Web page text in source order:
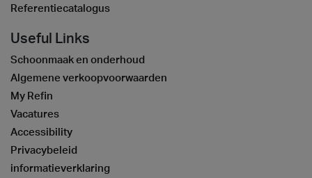
Referentiecatalogus
Useful Links
Schoonmaak en onderhoud
Algemene verkoopvoorwaarden
My Refin
Vacatures
Accessibility
Privacybeleid
informatieverklaring